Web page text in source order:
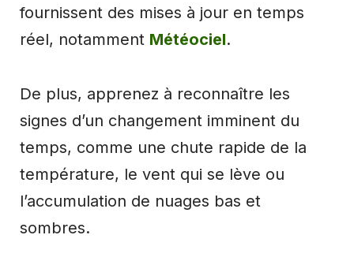
fournissent des mises à jour en temps
réel, notamment Météociel.
De plus, apprenez à reconnaître les
signes d’un changement imminent du
temps, comme une chute rapide de la
température, le vent qui se lève ou
l’accumulation de nuages bas et
sombres.